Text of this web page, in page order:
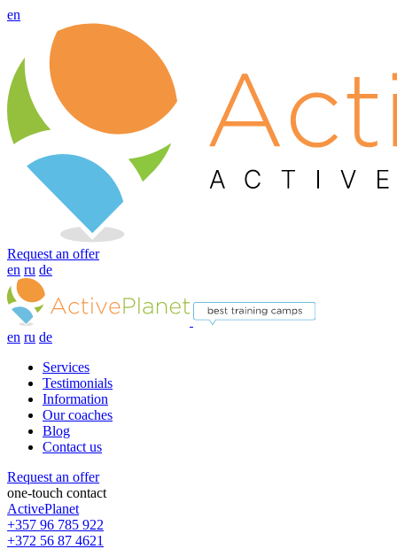
en
Request an offer
en ru de
en ru de
Services
Testimonials
Information
Our coaches
Blog
Contact us
Request an offer
one-touch contact
ActivePlanet
+357 96 785 922
+372 56 87 4621